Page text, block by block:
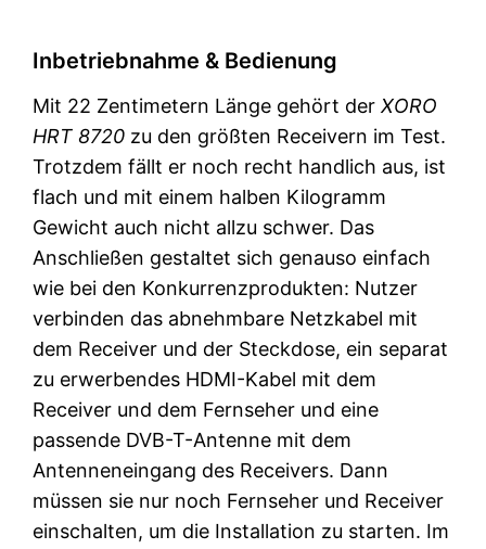
Inbetriebnahme & Bedienung
Mit 22 Zentimetern Länge gehört der XORO
HRT 8720 zu den größten Receivern im Test.
Trotzdem fällt er noch recht handlich aus, ist
flach und mit einem halben Kilogramm
Gewicht auch nicht allzu schwer. Das
Anschließen gestaltet sich genauso einfach
wie bei den Konkurrenzprodukten: Nutzer
verbinden das abnehmbare Netzkabel mit
dem Receiver und der Steckdose, ein separat
zu erwerbendes HDMI-Kabel mit dem
Receiver und dem Fernseher und eine
passende DVB-T-Antenne mit dem
Antenneneingang des Receivers. Dann
müssen sie nur noch Fernseher und Receiver
einschalten, um die Installation zu starten. Im